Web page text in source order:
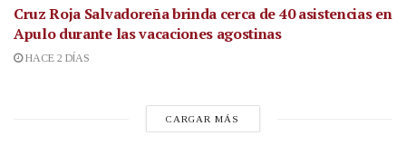
Cruz Roja Salvadoreña brinda cerca de 40 asistencias en
Apulo durante las vacaciones agostinas
HACE 2 DÍAS
CARGAR MÁS